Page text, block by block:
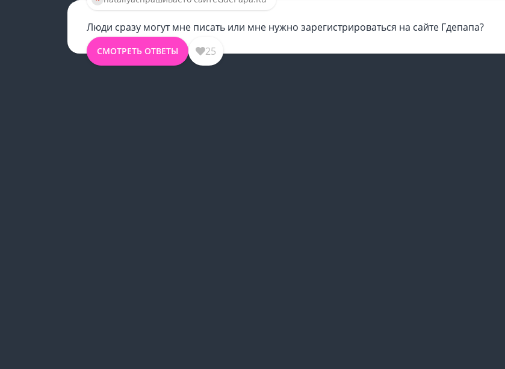
Люди сразу могут мне писать или мне нужно зарегистрироваться на сайте Гдепапа?
СМОТРЕТЬ ОТВЕТЫ 25